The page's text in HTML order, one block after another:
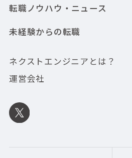
転職ノウハウ・ニュース
未経験からの転職
ネクストエンジニアとは？
運営会社